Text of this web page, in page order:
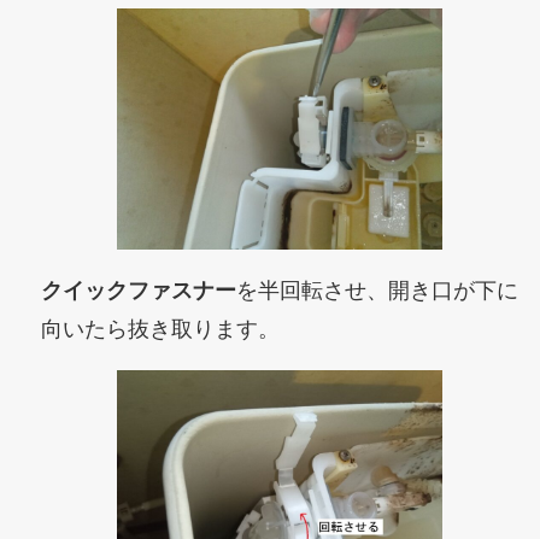
クイックファスナーを半回転させ、開き口が下に
向いたら抜き取ります。